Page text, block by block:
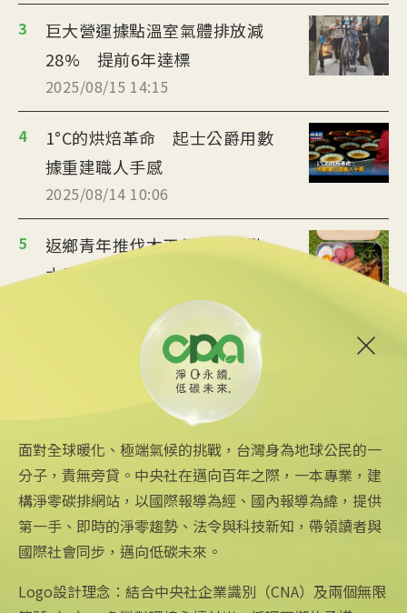
3
巨大營運據點溫室氣體排放減
28% 提前6年達標
2025/08/15 14:15
4
1°C的烘焙革命 起士公爵用數
據重建職人手感
2025/08/14 10:06
5
返鄉青年推伐木工便當 帶動
水里觀光與減碳經濟
台中智慧停車無紙化9/8上線
2025/08/11 18:54
中央社網站
中央通訊社
Focus Taiwan
關注更多
友善連結
公司簡介
企業識別
面對全球暖化、極端氣候的挑戰，台灣身為地球公民的一
分子，責無旁貸。中央社在邁向百年之際，一本專業，建
構淨零碳排網站，以國際報導為經、國內報導為緯，提供
第一手、即時的淨零趨勢、法令與科技新知，帶領讀者與
國際社會同步，邁向低碳未來。
Logo設計理念：結合中央社企業識別（CNA）及兩個無限